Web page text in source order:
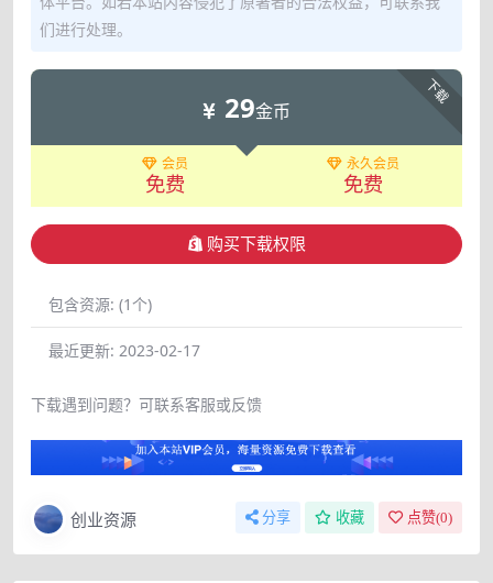
们进行处理。
下载
29金币
会员
免费
永久会员
免费
购买下载权限
包含资源: (1个)
最近更新: 2023-02-17
下载遇到问题？可联系客服或反馈
创业资源 分享 收藏 点赞(0)